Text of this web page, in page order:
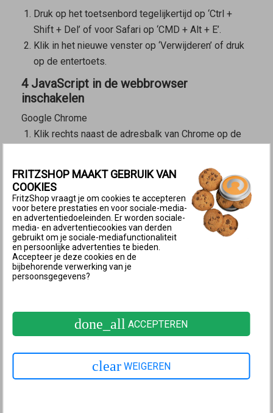
Druk op het toetsenbord tegelijkertijd op ‘Ctrl +
Shift + Del’ of voor Safari op ‘CMD + Alt + E’.
Klik in het nieuwe venster op ‘Verwijderen’ of druk
op de entertoets.
4 JavaScript in de webbrowser
inschakelen
Google Chrome
Klik rechts naast de adresbalk van Chrome op de
Klik op "Instellingen" en vervolgens op "Privacy en
beveiliging".
Klik op "Site-instellingen" en op "JavaScript".
Schakel de optie "Sites kunnen JavaScript
gebruiken" in.
Microsoft Edge
Klik in Edge rechtsboven op de knop
en meer).
Klik op "JavaScript" en schakel JavaScript in.
Open de iOS-instellingen.
Tik op "Safari" en vervolgens helemaal onderaan op
FRITZSHOP MAAKT GEBRUIK VAN
COOKIES
FritzShop vraagt je om cookies te accepteren
voor betere prestaties en voor sociale-media-
en advertentiedoeleinden. Er worden sociale-
media- en advertentiecookies van derden
gebruikt om je sociale-mediafunctionaliteit
en persoonlijke advertenties te bieden.
Accepteer je deze cookies en de
bijbehorende verwerking van je
persoonsgegevens?
done_all ACCEPTEREN
clear WEIGEREN